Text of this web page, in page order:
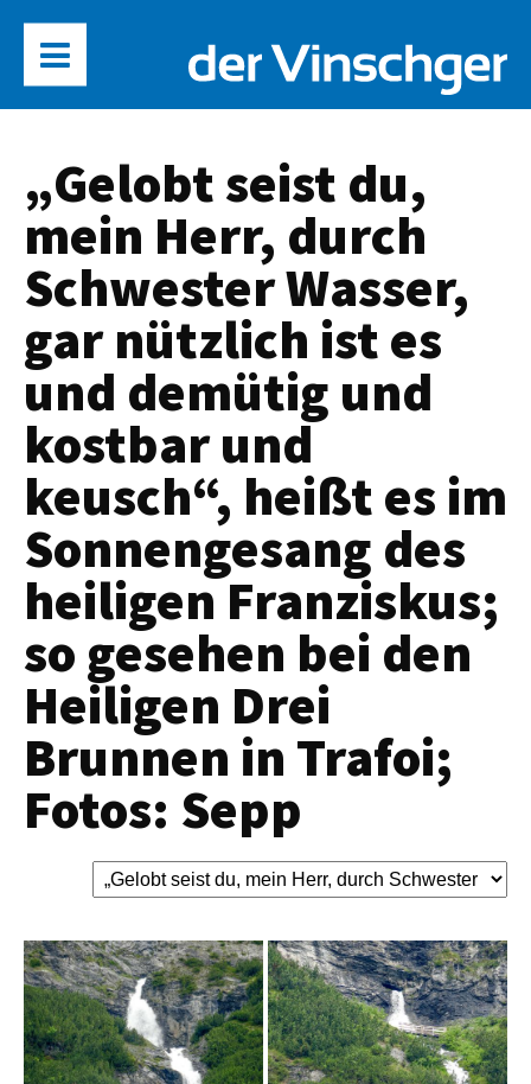
„Gelobt seist du,
mein Herr, durch
Schwester Wasser,
gar nützlich ist es
und demütig und
kostbar und
keusch“, heißt es im
Sonnengesang des
heiligen Franziskus;
so gesehen bei den
Heiligen Drei
Brunnen in Trafoi;
Fotos: Sepp